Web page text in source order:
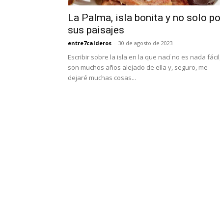
La Palma, isla bonita y no solo
sus paisajes
entre7calderos - 30 de agosto de 2023
Escribir sobre la isla en la que nací no es nada
son muchos años alejado de ella y, seguro, me
dejaré muchas cosas...